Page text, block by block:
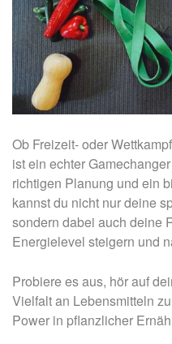
Ob Freizeit- oder
ist ein echter
richtigen Planung und ein
kannst du nicht nur deine
sondern dabei auch deine
Energielevel steigern und
Probiere es aus, hör auf
Vielfalt an Lebensmitteln
Power in pflanzlicher